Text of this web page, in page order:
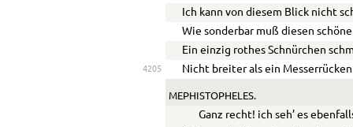
Ich kann von diesem Blick nicht
Wie sonderbar muß diesen
Ein einzig rothes Schnürchen
4205 Nicht breiter als ein
MEPHISTOPHELES.
Ganz recht! ich seh’ es